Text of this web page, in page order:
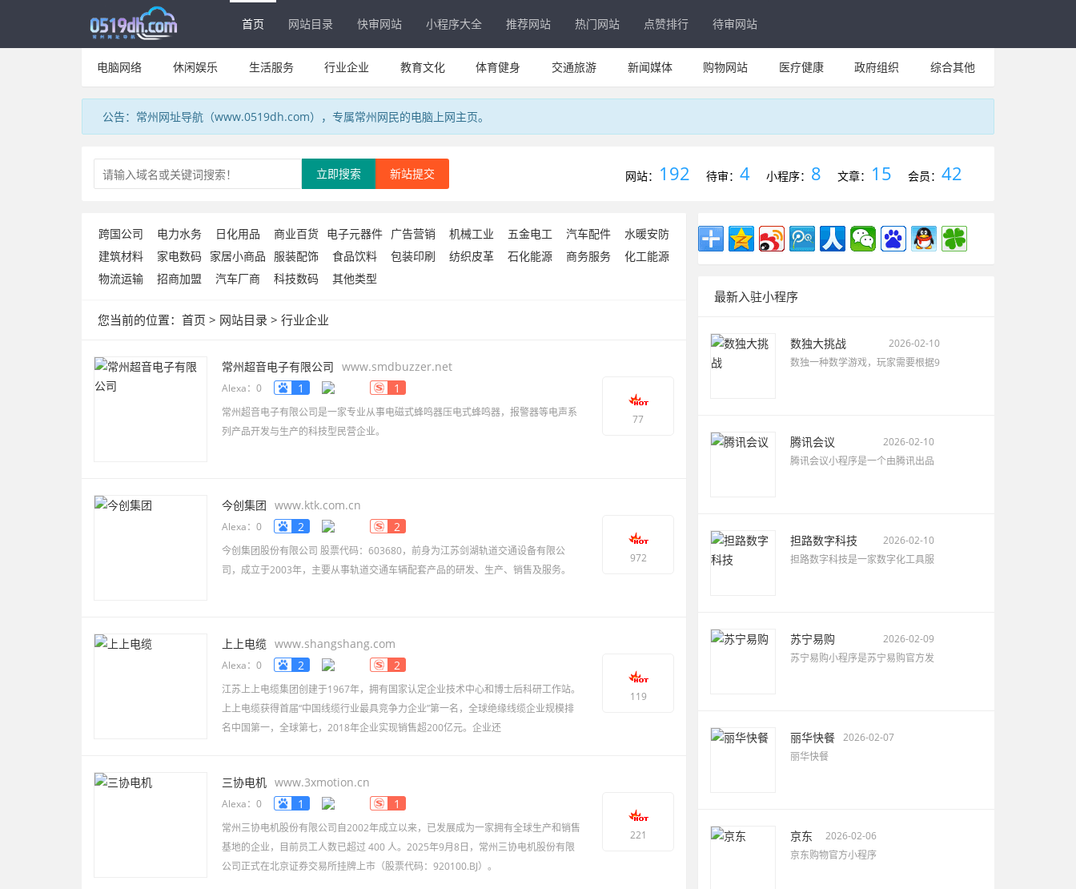
首页 网站目录 快审网站 小程序大全 推荐网站 热门网站 点赞排行 待审网站
电脑网络 休闲娱乐 生活服务 行业企业 教育文化 体育健身 交通旅游 新闻媒体 购物网站 医疗健康 政府组织 综合其他
公告：常州网址导航（www.0519dh.com），专属常州网民的电脑上网主页。
新站提交
立即搜索 网站： 192 待审： 4 小程序： 8 文章： 15 会员： 42
跨国公司 电力水务 日化用品 商业百货 电子元器件 广告营销 机械工业 五金电工 汽车配件
水暖安防
建筑材料
家电数码 家居小商品 服装配饰 食品饮料 包装印刷 纺织皮革 石化能源 商务服务
化工能源
物流运输
招商加盟 汽车厂商 科技数码 其他类型
您当前的位置： 首页 > 网站目录 > 行业企业
常州超音电子有限公司 www.smdbuzzer.net
Alexa：0 1 1
常州超音电子有限公司是一家专业从事电磁式蜂鸣器压电式蜂鸣器，报警器等电声系
列产品开发与生产的科技型民营企业。
77
今创集团 www.ktk.com.cn
Alexa：0 2 2
今创集团股份有限公司 股票代码：603680，前身为江苏剑湖轨道交通设备有限公
司，成立于2003年，主要从事轨道交通车辆配套产品的研发、生产、销售及服务。
972
上上电缆 www.shangshang.com
Alexa：0 2 2
江苏上上电缆集团创建于1967年，拥有国家认定企业技术中心和博士后科研工作站。
上上电缆获得首届“中国线缆行业最具竞争力企业”第一名，全球绝缘线缆企业规模排
名中国第一，全球第七，2018年企业实现销售超200亿元。企业还
119
三协电机 www.3xmotion.cn
Alexa：0 1 1
常州三协电机股份有限公司自2002年成立以来，已发展成为一家拥有全球生产和销售
基地的企业，目前员工人数已超过 400 人。2025年9月8日，常州三协电机股份有限
公司正式在北京证券交易所挂牌上市（股票代码：920100.BJ）。
221
最新入驻小程序
数独大挑战
2026-02-10
数独一种数学游戏，玩家需要根据9
腾讯会议
2026-02-10
腾讯会议小程序是一个由腾讯出品
担路数字科技
2026-02-10
担路数字科技是一家数字化工具服
苏宁易购
2026-02-09
苏宁易购小程序是苏宁易购官方发
丽华快餐 2026-02-07
丽华快餐
京东
2026-02-06
京东购物官方小程序